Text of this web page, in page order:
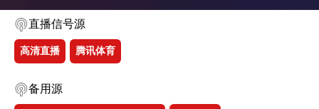
直播信号源
高清直播 腾讯体育
备用源